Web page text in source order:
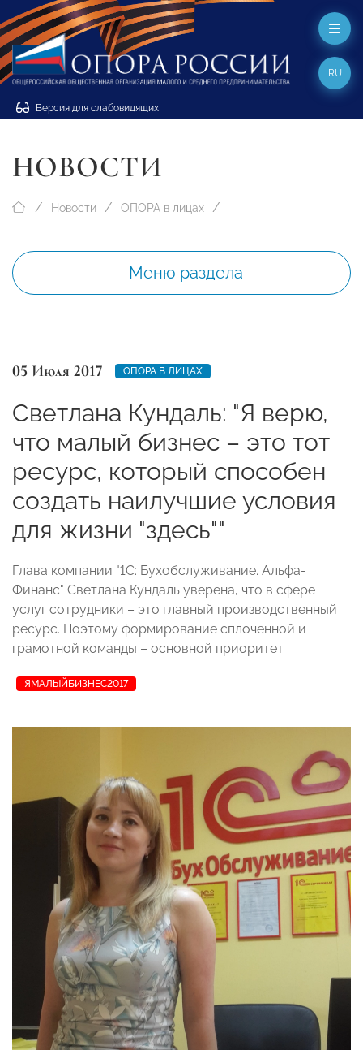
Версия для слабовидящих
RU
НОВОСТИ
Новости ОПОРА в лицах
Меню раздела
05 Июля 2017 ОПОРА В ЛИЦАХ
Светлана Кундаль: "Я верю,
что малый бизнес – это тот
ресурс, который способен
создать наилучшие условия
для жизни "здесь""
Глава компании "1С: Бухобслуживание. Альфа-
Финанс" Светлана Кундаль уверена, что в сфере
услуг сотрудники – это главный производственный
ресурс. Поэтому формирование сплоченной и
грамотной команды – основной приоритет.
ЯМАЛЫЙБИЗНЕС2017